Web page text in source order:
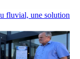
fluvial, une solution